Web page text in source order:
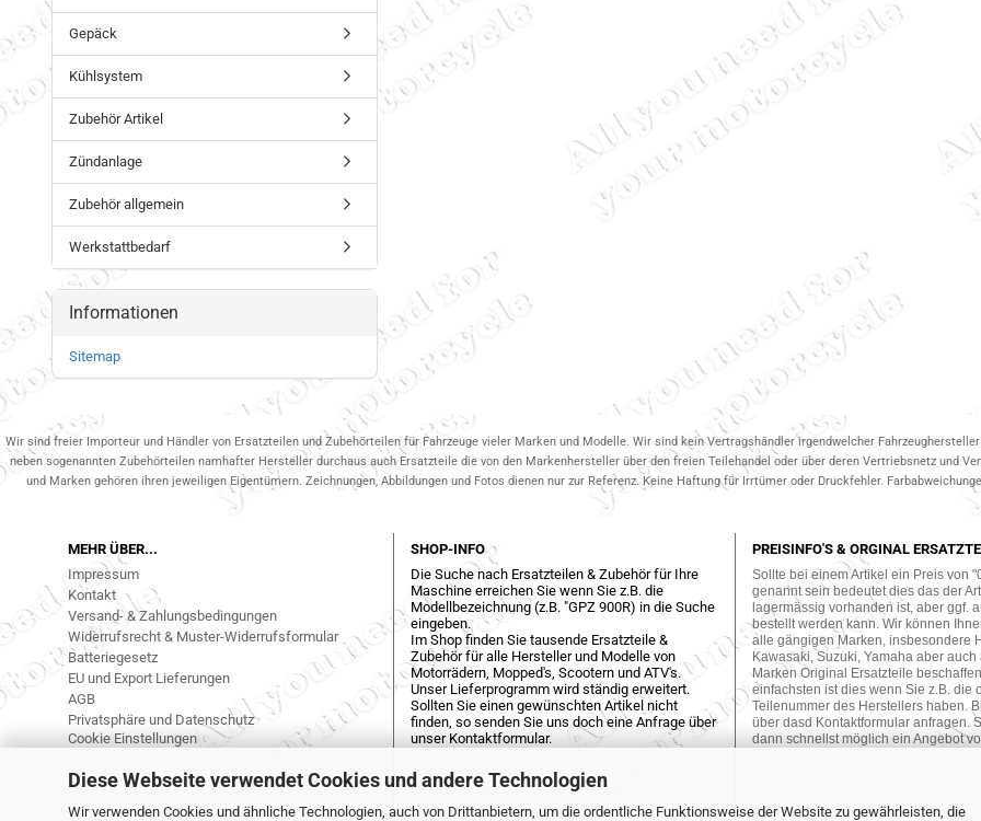
Diese Webseite verwendet Cookies und andere Technologien
Wir verwenden Cookies und ähnliche Technologien, auch von Drittanbietern, um die ordentliche Funktionsweise der Website zu gewährleisten, die
Gepäck
Kühlsystem
Zubehör Artikel
Zündanlage
Zubehör allgemein
Werkstattbedarf
Informationen
Sitemap
Wir sind freier Importeur und Händler von Ersatzteilen und Zubehörteilen für Fahrzeuge vieler Marken und Modelle. Wir sind kein Vertragshändler irgendwelcher
neben sogenannten Zubehörteilen namhafter Hersteller durchaus auch Ersatzteile die von den Markenhersteller über den freien Teilehandel oder über deren Vertriebsnetz und
und Marken gehören ihren jeweiligen Eigentümern. Zeichnungen, Abbildungen und Fotos dienen nur zur Referenz. Keine Haftung für Irrtümer oder Druckfehler.
MEHR ÜBER...
Impressum
Kontakt
Versand- & Zahlungsbedingungen
Widerrufsrecht & Muster-Widerrufsformular
Batteriegesetz
EU und Export Lieferungen
AGB
Privatsphäre und Datenschutz
Cookie Einstellungen
SHOP-INFO
Die Suche nach Ersatzteilen & Zubehör für Ihre
Maschine erreichen Sie wenn Sie z.B. die
Modellbezeichnung (z.B. "GPZ 900R) in die Suche
eingeben.
Im Shop finden Sie tausende Ersatzteile &
Zubehör für alle Hersteller und Modelle von
Motorrädern, Mopped's, Scootern und ATV's.
Unser Lieferprogramm wird ständig erweitert.
Sollten Sie einen gewünschten Artikel nicht
finden, so senden Sie uns doch eine Anfrage über
unser Kontaktformular.
PREISINFO'S & ORGINAL
Sollte bei einem Artikel ein Preis von
genannt sein bedeutet dies das der
lagermässig vorhanden ist, aber ggf.
bestellt werden kann. Wir können
alle gängigen Marken, insbesondere
Kawasaki, Suzuki, Yamaha aber auch
Marken Original Ersatzteile
einfachsten ist dies wenn Sie z.B. die
Teilenummer des Herstellers haben.
über dasd Kontaktformular anfragen.
dann schnellst möglich ein Angebot